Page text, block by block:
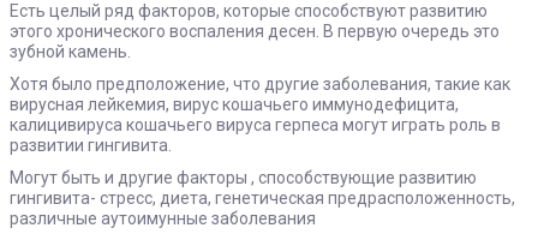
Есть целый ряд факторов, которые способствуют развитию
этого хронического воспаления десен. В первую очередь это
зубной камень.
Хотя было предположение, что другие заболевания, такие как
вирусная лейкемия, вирус кошачьего иммунодефицита,
калицивируса кошачьего вируса герпеса могут играть роль в
развитии гингивита.
Могут быть и другие факторы , способствующие развитию
гингивита- стресс, диета, генетическая предрасположенность,
различные аутоимунные заболевания